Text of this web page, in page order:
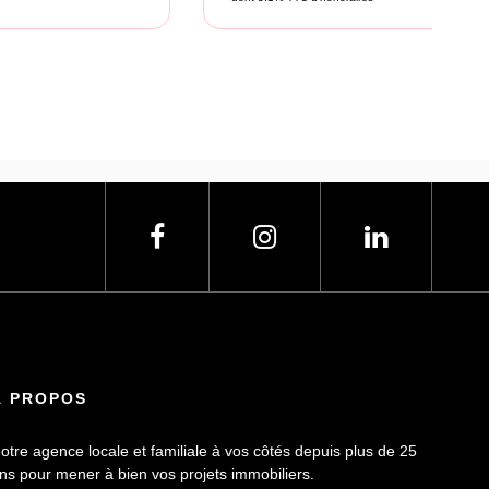
PROPOS
agence locale et familiale à vos côtés depuis plus de 25
pour mener à bien vos projets immobiliers.